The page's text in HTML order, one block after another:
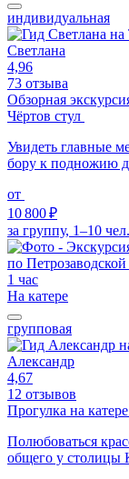
индивидуальная
Светлана
4,96
73 отзыва
Обзорная
Чёртов стул
Увидеть главные
бору к подножию
от
10 800 ₽
за группу, 1–10 чел.
1 час
На катере
групповая
Александр
4,67
12 отзывов
Прогулка на
Полюбоваться
общего у столицы